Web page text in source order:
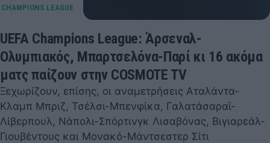
UEFA Champions League: Άρσεναλ-
Ολυμπιακός, Μπαρτσελόνα-Παρί κι 16 ακόμα
ματς παίζουν στην COSMOTE TV
Ξεχωρίζουν, επίσης, οι αναμετρήσεις Αταλάντα-
Κλαμπ Μπριζ, Τσέλσι-Μπενφίκα, Γαλατάσαραϊ-
Λίβερπουλ, Νάπολι-Σπόρτινγκ Λισαβόνας, Βιγιαρεάλ-
Γιουβέντους και Μονακό-Μάντσεστερ Σίτι